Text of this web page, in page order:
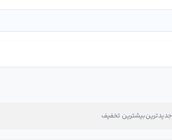
جدیدترینبیشترین تخفیف